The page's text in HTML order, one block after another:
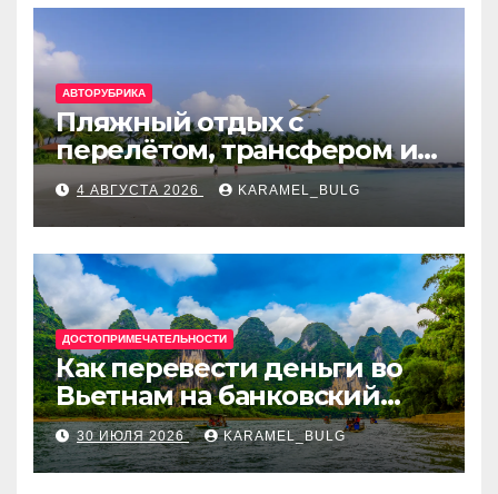
АВТОРУБРИКА
Пляжный отдых с
перелётом, трансфером и
отелем на Мальдивах, в
Турции, Греции, Таиланде
и Европе
4 АВГУСТА 2026 KARAMEL_BULG
ДОСТОПРИМЕЧАТЕЛЬНОСТИ
Как перевести деньги во
Вьетнам на банковский
счёт: VietcomBank, BIDV,
Techcombank и другие
банки
30 ИЮЛЯ 2026 KARAMEL_BULG